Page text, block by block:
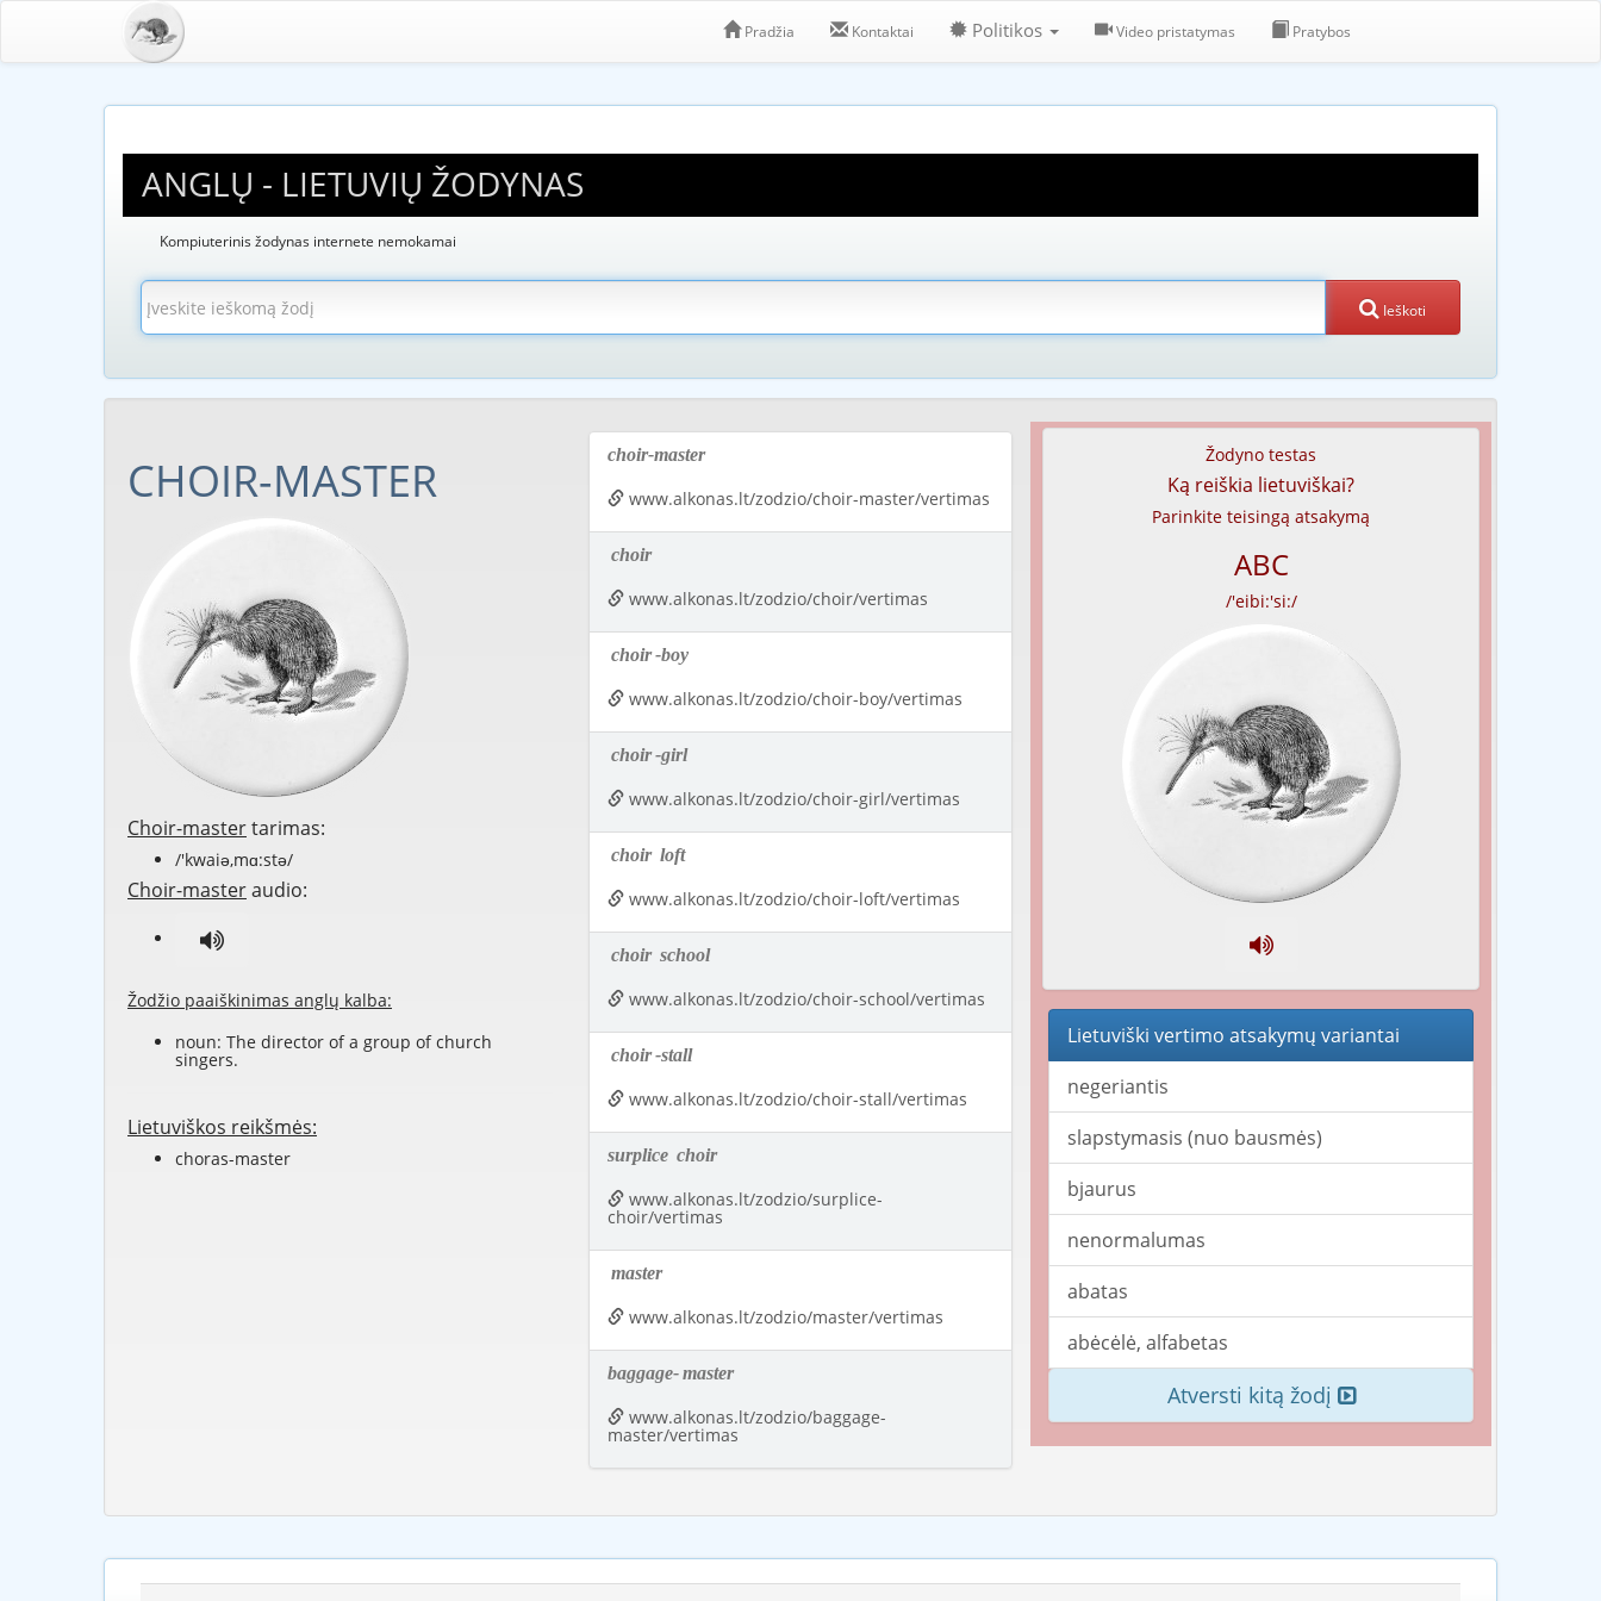
Pradžia Kontaktai Politikos Video pristatymas Pratybos
ANGLŲ - LIETUVIŲ ŽODYNAS
Kompiuterinis žodynas internete nemokamai
Ieškoti
CHOIR-MASTER
Choir-mastertarimas:
/'kwaiə,mɑ:stə/
Choir-masteraudio:
Žodžio paaiškinimas anglų kalba:
noun: The director of a group of church
singers.
Lietuviškos reikšmės:
choras-master
choir-master
www.alkonas.lt/zodzio/choir-master/vertimas
choir
www.alkonas.lt/zodzio/choir/vertimas
choir-boy
www.alkonas.lt/zodzio/choir-boy/vertimas
choir-girl
www.alkonas.lt/zodzio/choir-girl/vertimas
choir loft
www.alkonas.lt/zodzio/choir-loft/vertimas
choir school
www.alkonas.lt/zodzio/choir-school/vertimas
choir-stall
www.alkonas.lt/zodzio/choir-stall/vertimas
surplice choir
www.alkonas.lt/zodzio/surplice-
choir/vertimas
master
www.alkonas.lt/zodzio/master/vertimas
baggage-master
www.alkonas.lt/zodzio/baggage-
master/vertimas
Žodyno testas
Ką reiškia lietuviškai?
Parinkite teisingą atsakymą
ABC
/'eibi:'si:/
Lietuviški vertimo atsakymų variantai
negeriantis
slapstymasis (nuo bausmės)
bjaurus
nenormalumas
abatas
abėcėlė, alfabetas
Atversti kitą žodį